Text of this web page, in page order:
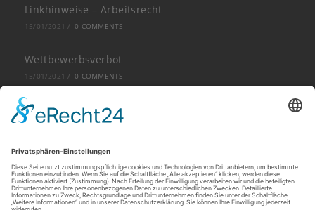
Linkhinweise – Arbeitsrecht
15/01/2021 / 0 COMMENTS
Wettbewerbsverbot
15/01/2021 / 0 COMMENTS
Beschäftigung von Leiharbeitnehmern bei
betriebsbedingter Kündigung eines
14/01/2021 / 0 COMMENTS
Ferienjobs als „kurzfristige“ Minijobs
28/06/2017 / 0 COMMENTS